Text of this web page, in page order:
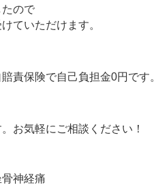
ので
ていただけます。
責保険で自己負担金0円です。
お気軽にご相談ください！
神経痛